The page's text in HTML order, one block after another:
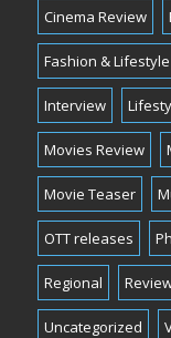
Cinema Review
Fashion & Lifestyle
Interview
Movies Review
Movie Teaser
OTT releases
Regional
Uncategorized